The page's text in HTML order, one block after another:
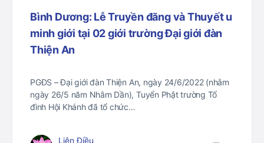
Bình Dương: Lễ Truyền đăng và Thuyết u
minh giới tại 02 giới trường Đại giới đàn
Thiện An
PGĐS – Đại giới đàn Thiện An, ngày 24/6/2022 (nhằm
ngày 26/5 năm Nhâm Dần), Tuyển Phật trường Tổ
đình Hội Khánh đã tổ chức…
Liên Điều